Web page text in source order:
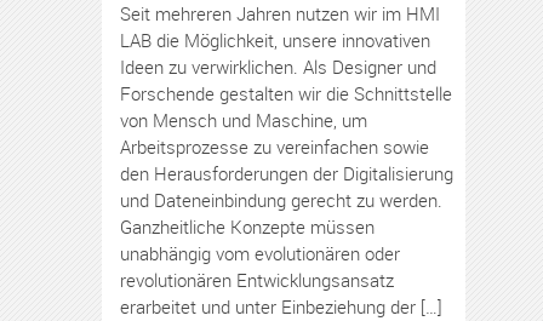
Seit mehreren Jahren nutzen wir im HMI
LAB die Möglichkeit, unsere innovativen
Ideen zu verwirklichen. Als Designer und
Forschende gestalten wir die Schnittstelle
von Mensch und Maschine, um
Arbeitsprozesse zu vereinfachen sowie
den Herausforderungen der Digitalisierung
und Dateneinbindung gerecht zu werden.
Ganzheitliche Konzepte müssen
unabhängig vom evolutionären oder
revolutionären Entwicklungsansatz
erarbeitet und unter Einbeziehung der […]